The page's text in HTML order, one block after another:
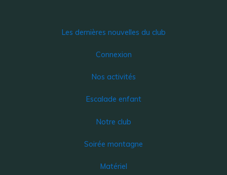
Les dernières nouvelles du club
Connexion
Nos activités
Escalade enfant
Notre club
Soirée montagne
Matériel